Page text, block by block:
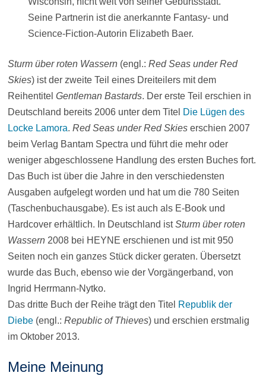
Seine Partnerin ist die anerkannte Fantasy- und
Science-Fiction-Autorin Elizabeth Baer.
Sturm über roten Wassern(engl.: Red Seas under Red
Skies) ist der zweite Teil eines Dreiteilers mit dem
Reihentitel Gentleman Bastards. Der erste Teil erschien in
Deutschland bereits 2006 unter dem Titel Die Lügen des
Locke Lamora. Red Seas under Red Skieserschien 2007
beim Verlag Bantam Spectra und führt die mehr oder
weniger abgeschlossene Handlung des ersten Buches fort.
Das Buch ist über die Jahre in den verschiedensten
Ausgaben aufgelegt worden und hat um die 780 Seiten
(Taschenbuchausgabe). Es ist auch als E-Book und
Hardcover erhältlich. In Deutschland istSturm über roten
Wassern2008 bei HEYNE erschienen und ist mit 950
Seiten noch ein ganzes Stück dicker geraten. Übersetzt
wurde das Buch, ebenso wie der Vorgängerband, von
Ingrid Herrmann-Nytko.
Das dritte Buch der Reihe trägt den Titel Republik der
Diebe (engl.: Republic of Thieves) und erschien erstmalig
im Oktober 2013.
Meine Meinung